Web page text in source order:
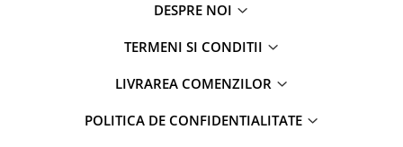
DESPRE NOI
TERMENI SI CONDITII
LIVRAREA COMENZILOR
POLITICA DE CONFIDENTIALITATE